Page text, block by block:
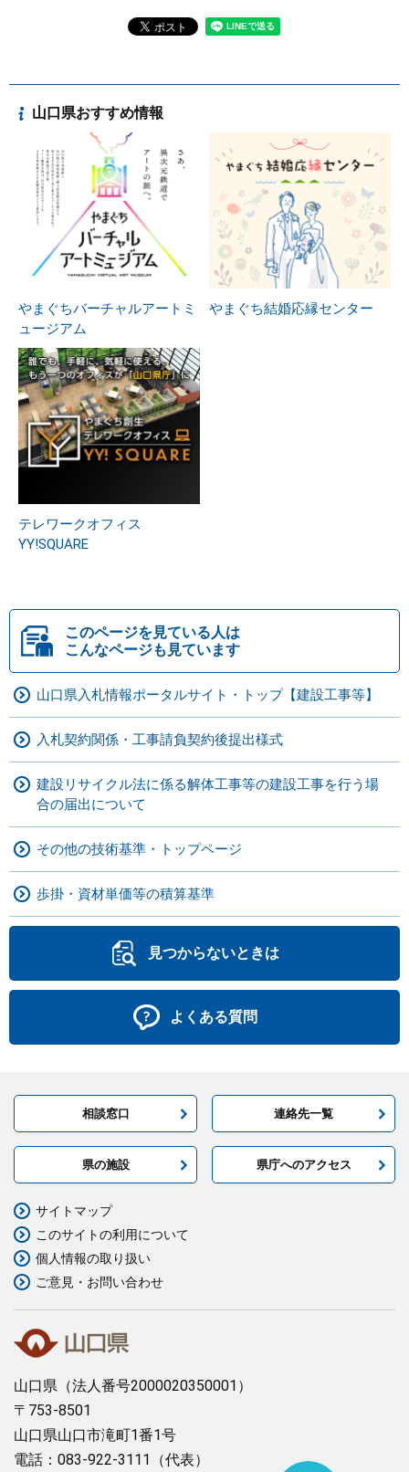
山口県おすすめ情報
やまぐちバーチャルアートミ
ュージアム
やまぐち結婚応縁センター
テレワークオフィス
YY!SQUARE
このページを見ている人は
こんなページも見ています
山口県入札情報ポータルサイト・トップ【建設工事等】
入札契約関係・工事請負契約後提出様式
建設リサイクル法に係る解体工事等の建設工事を行う場
合の届出について
その他の技術基準・トップページ
歩掛・資材単価等の積算基準
見つからないときは
よくある質問
相談窓口 連絡先一覧
県の施設 県庁へのアクセス
山口県 （法人番号2000020350001）
〒753-8501
山口県山口市滝町1番1号
電話：083-922-3111（代表）
サイトマップ
このサイトの利用について
個人情報の取り扱い
ご意見・お問い合わせ